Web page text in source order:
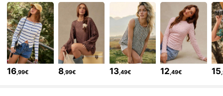
4,80 451K Seguidores
4,80 451K Seguidores
16 ,99€ 8 ,99€ 13,49€ 12 ,49€ 15